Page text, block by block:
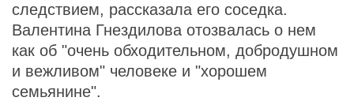
следствием, рассказала его соседка.
Валентина Гнездилова отозвалась о нем
как об "очень обходительном, добродушном
и вежливом" человеке и "хорошем
семьянине".